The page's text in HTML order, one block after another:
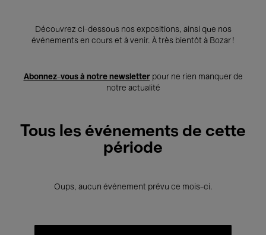
Découvrez ci-dessous nos expositions, ainsi que nos
événements en cours et à venir. À très bientôt à Bozar !
Abonnez-vous à notre newsletterpour ne rien manquer de
notre actualité
Tous les événements de cette
période
Oups, aucun événement prévu ce mois-ci.